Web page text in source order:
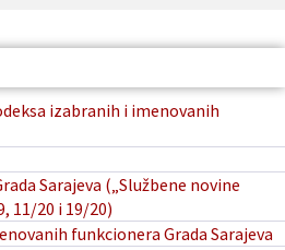
izabranih i imenovanih
Sarajeva („Službene novine
11/20 i 19/20)
funkcionera Grada Sarajeva